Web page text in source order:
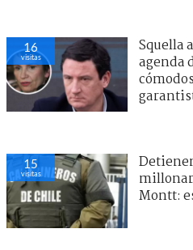
16
visitas
Squella
agenda
15
visitas
Montt: